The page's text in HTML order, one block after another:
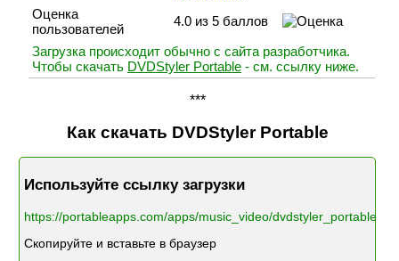
Оценка
пользователей
4.0 из 5 баллов
Загрузка происходит обычно с сайта разработчика.
Чтобы скачать DVDStyler Portable - см. ссылку ниже.
***
Как скачать DVDStyler Portable
Используйте ссылку загрузки
https://portableapps.com/apps/music_video/dvdstyler_portable
Скопируйте и вставьте в браузер